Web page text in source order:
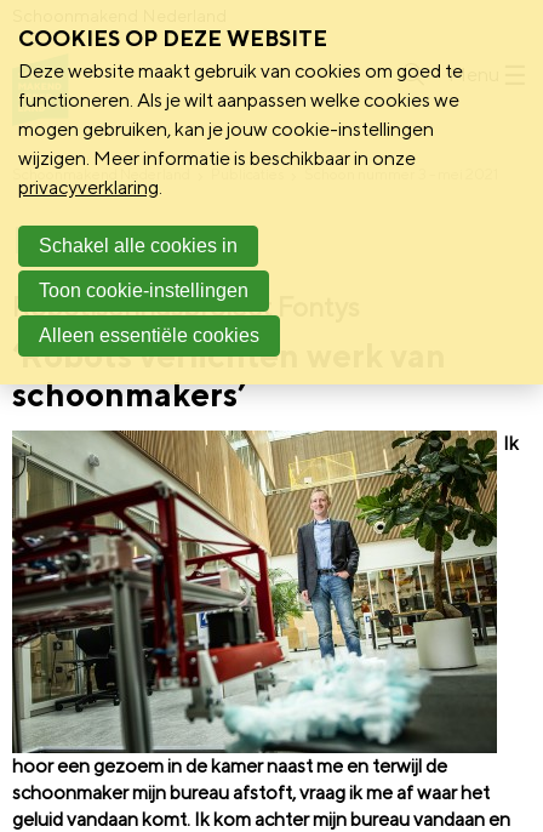
Menu
Schoonmakend Nederland
Hotspot
Robotiseringsproject Fontys
‘Robots verlichten werk van
schoonmakers’
Ik
hoor een gezoem in de kamer naast me en terwijl de
schoonmaker mijn bureau afstoft, vraag ik me af waar het
geluid vandaan komt. Ik kom achter mijn bureau vandaan en
COOKIES OP DEZE WEBSITE
Deze website maakt gebruik van cookies om goed te
functioneren. Als je wilt aanpassen welke cookies we
mogen gebruiken, kan je jouw cookie-instellingen
wijzigen. Meer informatie is beschikbaar in onze
privacyverklaring.
Schakel alle cookies in
Toon cookie-instellingen
Alleen essentiële cookies